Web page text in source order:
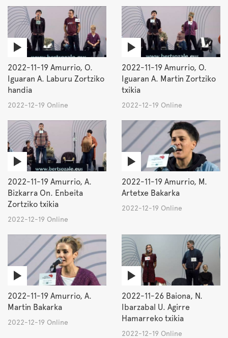
2022-11-19 Amurrio, O.
Iguaran A. Laburu Zortziko
handia
2022-12-19 Online
2022-11-19 Amurrio, O.
Iguaran A. Martin Zortziko
txikia
2022-12-19 Online
2022-11-19 Amurrio, A.
Bizkarra On. Enbeita
Zortziko txikia
2022-12-19 Online
2022-11-19 Amurrio, M.
Artetxe Bakarka
2022-12-19 Online
2022-11-19 Amurrio, A.
Martin Bakarka
2022-12-19 Online
2022-11-26 Baiona, N.
Ibarzabal U. Agirre
Hamarreko txikia
2022-12-19 Online